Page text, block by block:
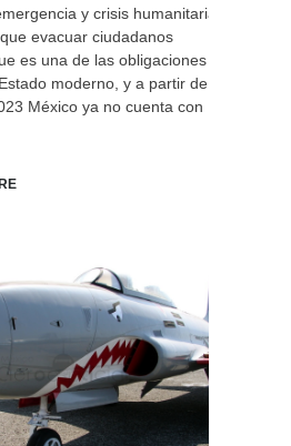
y crisis humanitaria,
evacuar ciudadanos
es una de las obligaciones
moderno, y a partir de
México ya no cuenta con